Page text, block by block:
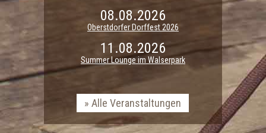
08.08.2026
Oberstdorfer Dorffest 2026
11.08.2026
Summer Lounge im Walserpark
Alle Veranstaltungen